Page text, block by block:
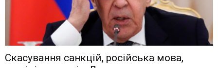
Скасування санкцій, російська мова,